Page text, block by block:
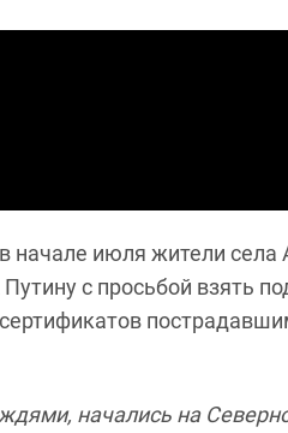
начале июля жители
с просьбой взять
начались на